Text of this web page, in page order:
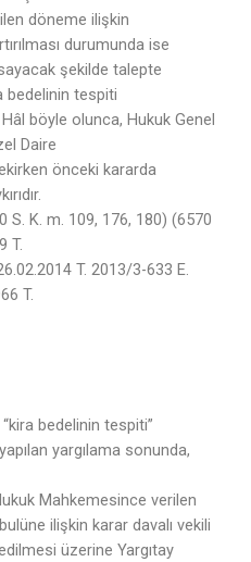
döneme ilişkin
durumunda ise
şekilde talepte
bedelinin tespiti
Hâl böyle olunca, Hukuk Genel
Daire
önceki kararda
S. K. m. 109, 176, 180) (6570
T.
T. 2013/3-633 E.
T.
bedelinin tespiti”
yargılama sonunda,
Mahkemesince verilen
ilişkin karar davalı vekili
üzerine Yargıtay